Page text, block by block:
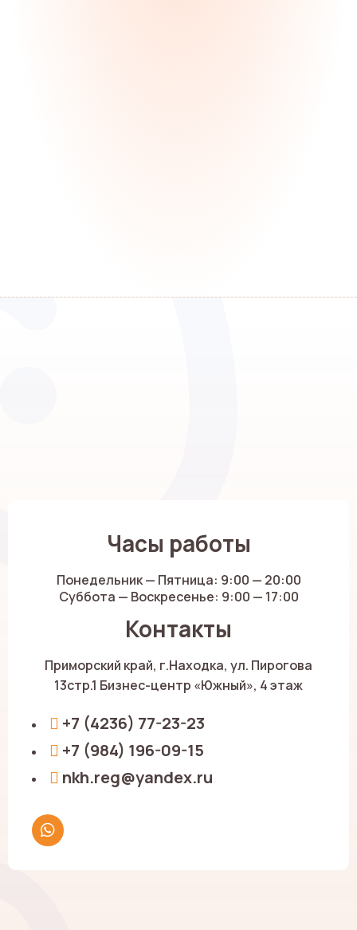
Часы работы
Понедельник — Пятница: 9:00 — 20:00
Суббота — Воскресенье: 9:00 — 17:00
Контакты
Приморский край, г.Находка, ул. Пирогова
13стр.1 Бизнес-центр «Южный», 4 этаж
+7 (4236) 77-23-23
+7 (984) 196-09-15
nkh.reg@yandex.ru